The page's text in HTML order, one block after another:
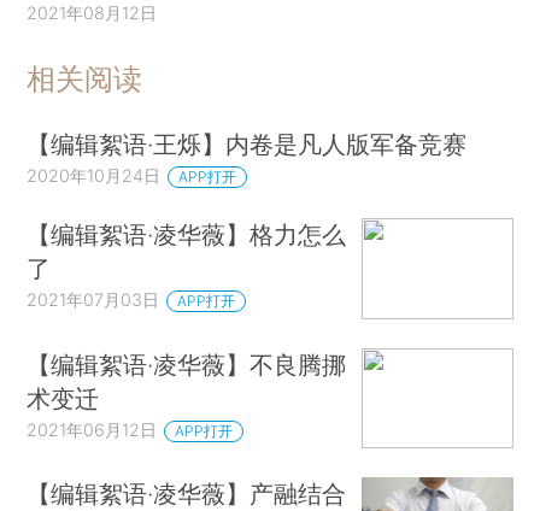
2021年08月12日
相关阅读
【编辑絮语·王烁】内卷是凡人版军备竞赛
2020年10月24日 APP打开
【编辑絮语·凌华薇】格力怎么
了
2021年07月03日 APP打开
【编辑絮语·凌华薇】不良腾挪
术变迁
2021年06月12日 APP打开
【编辑絮语·凌华薇】产融结合